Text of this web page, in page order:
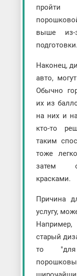
пройти
выше из-
подготовки.
Наконец,
авто,
Обычно
их из
на них и
кто-то
таким
тоже
затем
красками.
Причина
услугу,
старый
то "для